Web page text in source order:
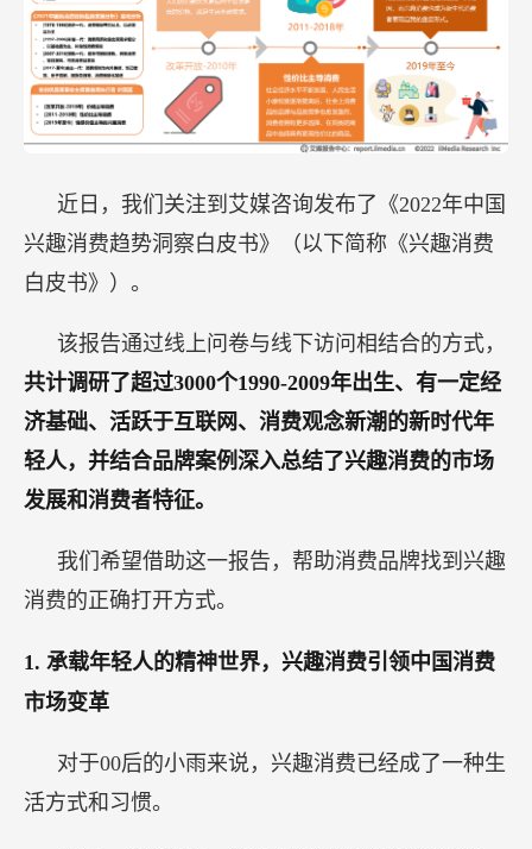
近日，我们关注到艾媒咨询发布了《2022年中国
兴趣消费趋势洞察白皮书》（以下简称《兴趣消费
白皮书》）。
该报告通过线上问卷与线下访问相结合的方式，
共计调研了超过3000个1990-2009年出生、有一定经
济基础、活跃于互联网、消费观念新潮的新时代年
轻人，并结合品牌案例深入总结了兴趣消费的市场
发展和消费者特征。
我们希望借助这一报告，帮助消费品牌找到兴趣
消费的正确打开方式。
1. 承载年轻人的精神世界，兴趣消费引领中国消费
市场变革
对于00后的小雨来说，兴趣消费已经成了一种生
活方式和习惯。